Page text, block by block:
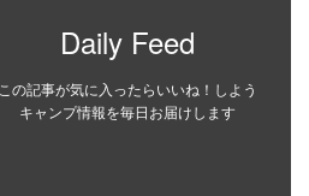
Daily Feed
この記事が気に入ったらいいね！しよう
キャンプ情報を毎日お届けします